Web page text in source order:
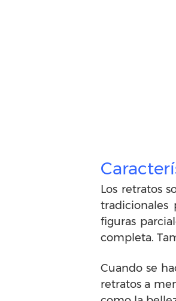
Los retratos
tradicionales
figuras
completa.
Cuando se
retratos a